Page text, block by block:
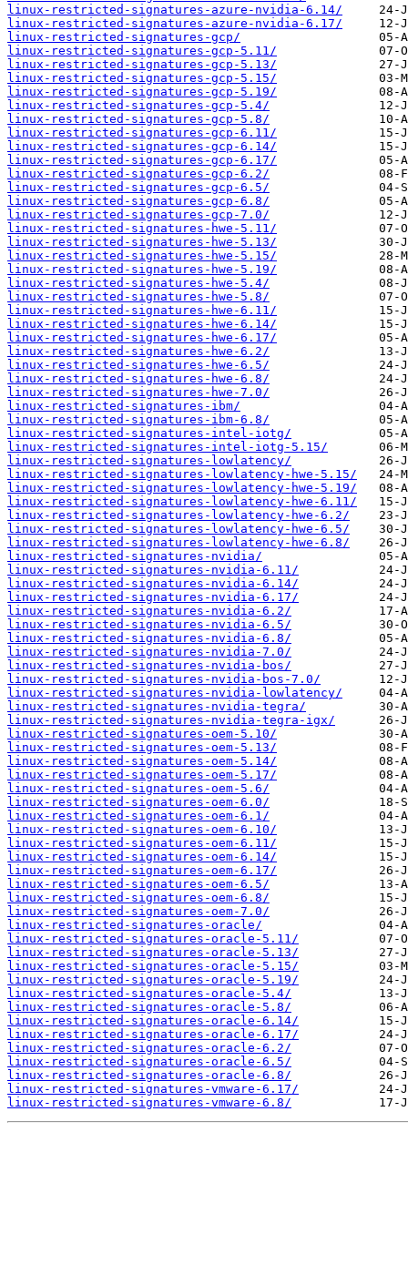
linux-restricted-signatures-azure-nvidia-6.14/
linux-restricted-signatures-azure-nvidia-6.17/
linux-restricted-signatures-gcp/
linux-restricted-signatures-gcp-5.11/
linux-restricted-signatures-gcp-5.13/
linux-restricted-signatures-gcp-5.15/
linux-restricted-signatures-gcp-5.19/
linux-restricted-signatures-gcp-5.4/
linux-restricted-signatures-gcp-5.8/
linux-restricted-signatures-gcp-6.11/
linux-restricted-signatures-gcp-6.14/
linux-restricted-signatures-gcp-6.17/
linux-restricted-signatures-gcp-6.2/
linux-restricted-signatures-gcp-6.5/
linux-restricted-signatures-gcp-6.8/
linux-restricted-signatures-gcp-7.0/
linux-restricted-signatures-hwe-5.11/
linux-restricted-signatures-hwe-5.13/
linux-restricted-signatures-hwe-5.15/
linux-restricted-signatures-hwe-5.19/
linux-restricted-signatures-hwe-5.4/
linux-restricted-signatures-hwe-5.8/
linux-restricted-signatures-hwe-6.11/
linux-restricted-signatures-hwe-6.14/
linux-restricted-signatures-hwe-6.17/
linux-restricted-signatures-hwe-6.2/
linux-restricted-signatures-hwe-6.5/
linux-restricted-signatures-hwe-6.8/
linux-restricted-signatures-hwe-7.0/
linux-restricted-signatures-ibm/
linux-restricted-signatures-ibm-6.8/
linux-restricted-signatures-intel-iotg/
linux-restricted-signatures-intel-iotg-5.15/
linux-restricted-signatures-lowlatency/
linux-restricted-signatures-lowlatency-hwe-5.15/
linux-restricted-signatures-lowlatency-hwe-5.19/
linux-restricted-signatures-lowlatency-hwe-6.11/
linux-restricted-signatures-lowlatency-hwe-6.2/
linux-restricted-signatures-lowlatency-hwe-6.5/
linux-restricted-signatures-lowlatency-hwe-6.8/
linux-restricted-signatures-nvidia/
linux-restricted-signatures-nvidia-6.11/
linux-restricted-signatures-nvidia-6.14/
linux-restricted-signatures-nvidia-6.17/
linux-restricted-signatures-nvidia-6.2/
linux-restricted-signatures-nvidia-6.5/
linux-restricted-signatures-nvidia-6.8/
linux-restricted-signatures-nvidia-7.0/
linux-restricted-signatures-nvidia-bos/
linux-restricted-signatures-nvidia-bos-7.0/
linux-restricted-signatures-nvidia-lowlatency/
linux-restricted-signatures-nvidia-tegra/
linux-restricted-signatures-nvidia-tegra-igx/
linux-restricted-signatures-oem-5.10/
linux-restricted-signatures-oem-5.13/
linux-restricted-signatures-oem-5.14/
linux-restricted-signatures-oem-5.17/
linux-restricted-signatures-oem-5.6/
linux-restricted-signatures-oem-6.0/
linux-restricted-signatures-oem-6.1/
linux-restricted-signatures-oem-6.10/
linux-restricted-signatures-oem-6.11/
linux-restricted-signatures-oem-6.14/
linux-restricted-signatures-oem-6.17/
linux-restricted-signatures-oem-6.5/
linux-restricted-signatures-oem-6.8/
linux-restricted-signatures-oem-7.0/
linux-restricted-signatures-oracle/
linux-restricted-signatures-oracle-5.11/
linux-restricted-signatures-oracle-5.13/
linux-restricted-signatures-oracle-5.15/
linux-restricted-signatures-oracle-5.19/
linux-restricted-signatures-oracle-5.4/
linux-restricted-signatures-oracle-5.8/
linux-restricted-signatures-oracle-6.14/
linux-restricted-signatures-oracle-6.17/
linux-restricted-signatures-oracle-6.2/
linux-restricted-signatures-oracle-6.5/
linux-restricted-signatures-oracle-6.8/
linux-restricted-signatures-vmware-6.17/
linux-restricted-signatures-vmware-6.8/